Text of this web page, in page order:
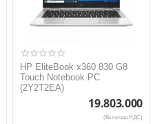
HP EliteBook x360 830 G8
Touch Notebook PC
(2Y2T2EA)
19.803.000
(Включая НДС)